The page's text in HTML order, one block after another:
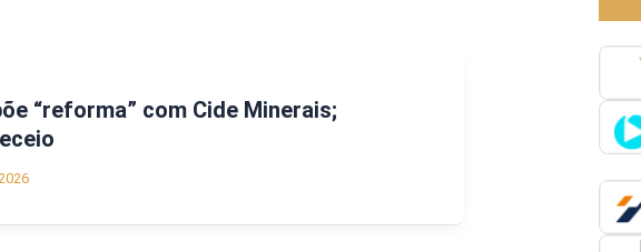
“reforma” com Cide Minerais;